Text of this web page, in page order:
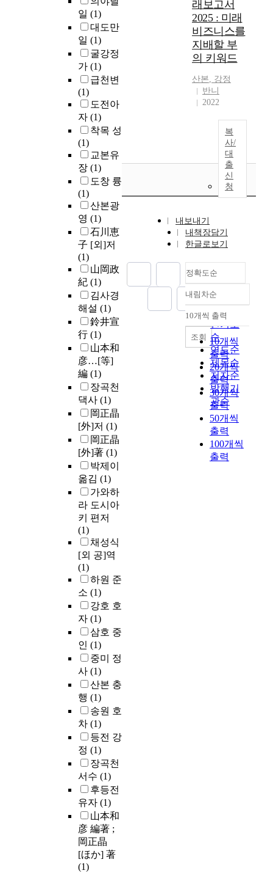
일 (1)
대도만
일 (1)
굴강정
가 (1)
급천변
(1)
도전아
자 (1)
착목 성
(1)
교본유
장 (1)
도창 륭
(1)
산본광
영 (1)
石川恵
子 [외]저
(1)
山岡政
紀 (1)
김사경
해설 (1)
鈴井宣
行 (1)
山本和
彦…[等]
編 (1)
장곡천
댁사 (1)
岡正晶
[外]저 (1)
岡正晶
[外]著 (1)
박제이
옮김 (1)
가와하
라 도시아
키 편저
(1)
채성식
[외 공]역
(1)
하원 준
소 (1)
강호 호
자 (1)
삼호 중
인 (1)
중미 정
사 (1)
산본 충
행 (1)
송원 호
차 (1)
등전 강
정 (1)
장곡천
서수 (1)
후등전
유자 (1)
山本和
彦 編著 ;
岡正晶
[ほか] 著
(1)
래보고서
2025 : 미래
비즈니스를
지배할 부
의 키워드
산본, 강정
반니
2022
복
사/
대
출
신
청
내보내기
내책장담기
한글로보기
정확도순
정확도
순
인기도
순
연도순
제목순
저자순
발행기
관순
내림차순
내림차순
10개씩 출력
10개씩
출력
20개씩
출력
30개씩
출력
50개씩
출력
100개씩
출력
조회